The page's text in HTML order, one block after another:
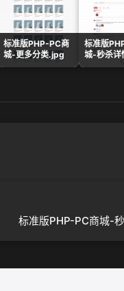
标准版PHP-PC商
城-更多分类.jpg
标准版
城-秒杀
标准版PHP-PC商城-